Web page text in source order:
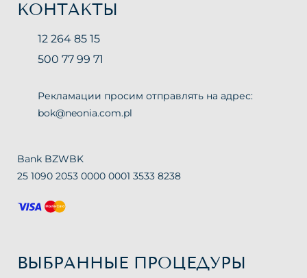
КОНТАКТЫ
12 264 85 15
500 77 99 71
Рекламации просим отправлять на адрес:
bok@neonia.com.pl
Bank BZWBK
25 1090 2053 0000 0001 3533 8238
ВЫБРАННЫЕ ПРОЦЕДУРЫ